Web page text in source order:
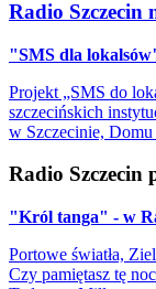
Radio Szczecin
"SMS dla
Projekt „SMS do
szczecińskich
w Szczecinie,
Radio Szczecin
"Król tanga" - w
Portowe światła,
Czy pamiętasz tę